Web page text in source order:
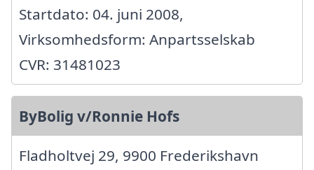
Startdato: 04. juni 2008,
Virksomhedsform: Anpartsselskab
CVR: 31481023
ByBolig v/Ronnie Hofs
Fladholtvej 29, 9900 Frederikshavn